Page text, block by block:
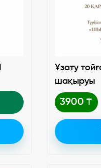
Ұзату
шақыруы
3900 ₸